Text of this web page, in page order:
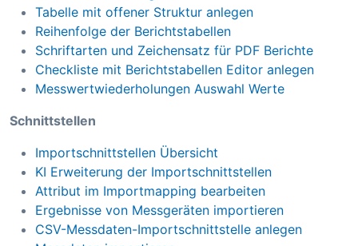
Tabelle mit offener Struktur anlegen
Reihenfolge der Berichtstabellen
Schriftarten und Zeichensatz für PDF Berichte
Checkliste mit Berichtstabellen Editor anlegen
Messwertwiederholungen Auswahl Werte
Schnittstellen
Importschnittstellen Übersicht
KI Erweiterung der Importschnittstellen
Attribut im Importmapping bearbeiten
Ergebnisse von Messgeräten importieren
CSV-Messdaten-Importschnittstelle anlegen